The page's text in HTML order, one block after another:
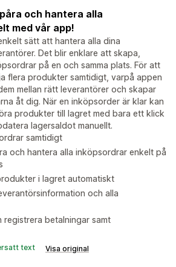
och hantera alla
med vår app!
sätt att hantera alla dina
Det blir enklare att skapa,
på en och samma plats. För att
flera produkter samtidigt, varpå appen
mellan rätt leverantörer och skapar
åt dig. När en inköpsorder är klar kan
produkter till lagret med bara ett klick
lagersaldot manuellt.
samtidigt
och hantera alla inköpsordrar enkelt på
i lagret automatiskt
och alla
betalningar samt
text Visa original